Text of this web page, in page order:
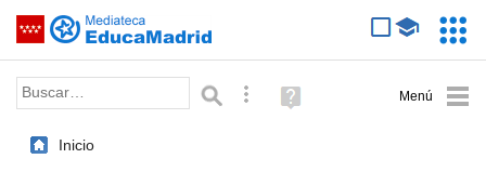
Saltar navegación
Palabra o frase: Búsqueda avanzada
Ayuda
(en
Inicio